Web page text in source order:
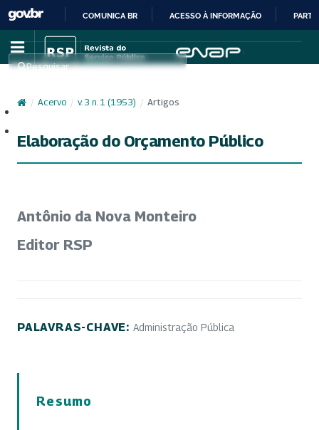
IR
PARA
CONTEÚDO
COMUNICA BR ACESSO À INFORMAÇÃO
Pesquisar
/ Acervo / v. 3 n. 1 (1953) / Artigos
Elaboração do Orçamento Público
Antônio da Nova Monteiro
Editor RSP
PALAVRAS-CHAVE: Administração Pública
Resumo